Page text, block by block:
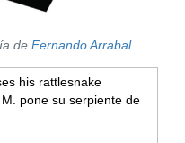
de Fernando Arrabal
his rattlesnake
pone su serpiente de